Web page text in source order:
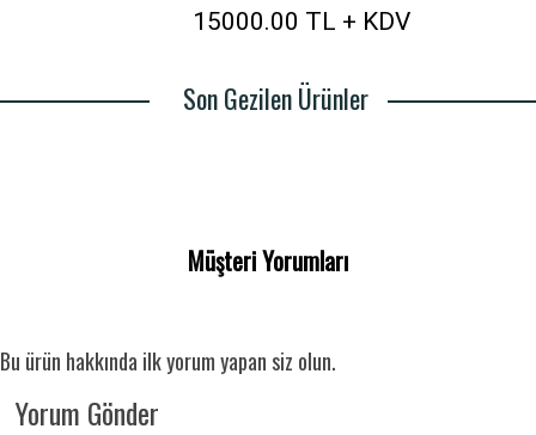
15000.00 TL + KDV
Son Gezilen Ürünler
Müşteri Yorumları
Bu ürün hakkında ilk yorum yapan siz olun.
Yorum Gönder